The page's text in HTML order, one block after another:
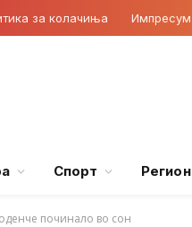
за колачиња Импресум
Спорт Регион
починало во сон